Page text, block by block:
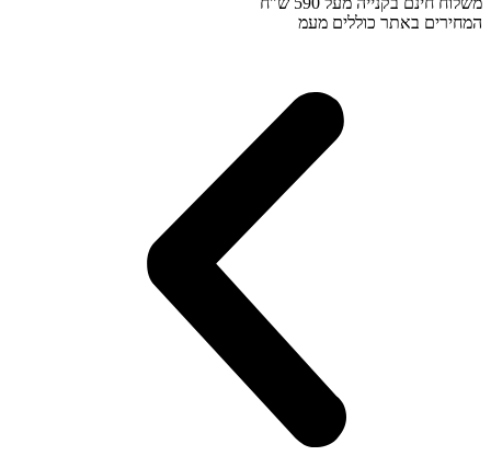
המחירים באתר כוללים מעמ